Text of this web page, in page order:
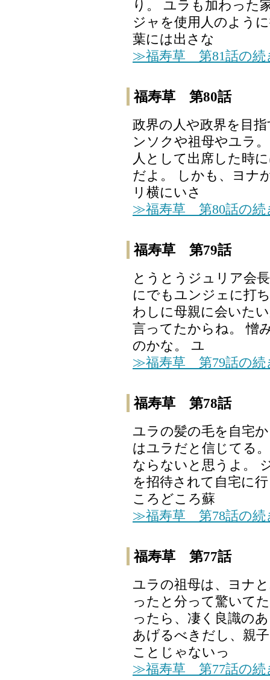
り。 ユラも加わった
ジャを使用人のよう
葉には出さな
≫福寿草 第81話の続
福寿草 第80話
政界の人や政界を目
ンソクや祖母やユラ
人として出席した時
だよ。 しかも、ヨナ
リ横にいさ
≫福寿草 第80話の続
福寿草 第79話
とうとうジュリア会
にでもユンジェに打
わしに母親に会いた
言ってたからね。 憎
のかな。 ユ
≫福寿草 第79話の続
福寿草 第78話
ユラの髪の毛を自宅
はユラだと信じてる
ならないと思うよ。
を招待されて自宅に
ころどころ蘇
≫福寿草 第78話の続
福寿草 第77話
ユラの祖母は、ヨナ
ったと分って驚いて
ったら、凄く良識の
あげるべきだし、親
ことじゃないっ
≫福寿草 第77話の続